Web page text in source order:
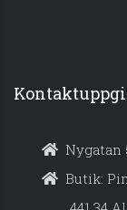
Nygatan
Butik: